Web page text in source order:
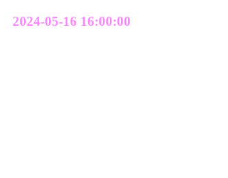
2024-05-16 16:00:00